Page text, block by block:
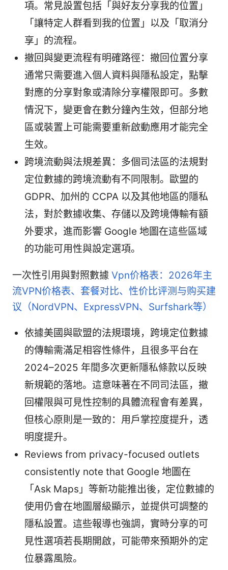
項。常見設置包括「與好友分享我的位置」
「讓特定人群看到我的位置」以及「取消分
享」的流程。
撤回與變更流程有明確路徑：撤回位置分享
通常只需要進入個人資料與隱私設定，點擊
對應的分享對象或清除分享權限即可。多數
情況下，變更會在數分鐘內生效，但部分地
區或裝置上可能需要重新啟動應用才能完全
生效。
跨境流動與法規差異：多個司法區的法規對
定位數據的跨境流動有不同限制。歐盟的
GDPR、加州的 CCPA 以及其他地區的隱私
法，對於數據收集、存儲以及跨境傳輸有額
外要求，進而影響 Google 地圖在這些區域
的功能可用性與設定選項。
一次性引用與對照數據 Vpn价格表：2026年主
流VPN价格表、套餐对比、性价比评测与购买建
议（NordVPN、ExpressVPN、Surfshark等）
依據美國與歐盟的法規環境，跨境定位數據
的傳輸需滿足相容性條件，且很多平台在
2024–2025 年間多次更新隱私條款以反映
新規範的落地。這意味著在不同司法區，撤
回權限與可見性控制的具體流程會有差異，
但核心原則是一致的：用戶掌控度提升，透
明度提升。
Reviews from privacy-focused outlets
consistently note that Google 地圖在
「Ask Maps」等新功能推出後，定位數據的
使用仍會在地圖層級顯示，並提供可調整的
隱私設置。這些報導也強調，實時分享的可
見性選項若長期開啟，可能帶來預期外的定
位暴露風險。